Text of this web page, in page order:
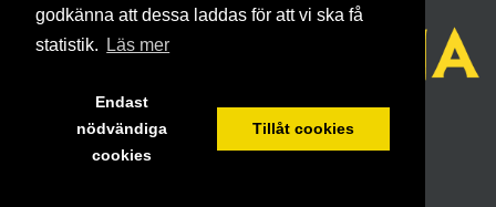
godkänna att dessa laddas för att vi ska få
statistik.
Läs mer
Endast
nödvändiga
cookies
Tillåt cookies